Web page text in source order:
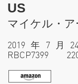
US
マイケル・ア
2019年7月
RBCP7399